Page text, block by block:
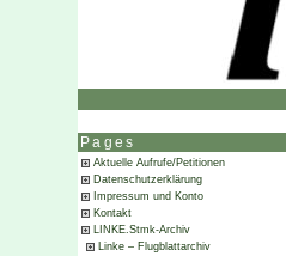
Pages
Aktuelle Aufrufe/Petitionen
Datenschutzerklärung
Impressum und Konto
Kontakt
LINKE.Stmk-Archiv
Linke – Flugblattarchiv